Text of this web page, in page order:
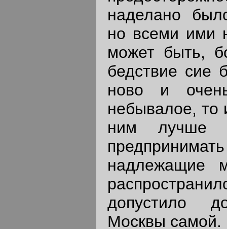
наделано
но всеми ими
может быть,
бедствие сие
ново и
небывалое, то
ним лучше
надлежащие
допустило
Москвы самой.